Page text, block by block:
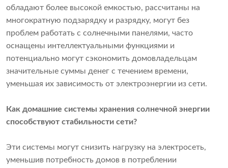
обладают более высокой емкостью, рассчитаны на
многократную подзарядку и разрядку, могут без
проблем работать с солнечными панелями, часто
оснащены интеллектуальными функциями и
потенциально могут сэкономить домовладельцам
значительные суммы денег с течением времени,
уменьшая их зависимость от электроэнергии из сети.
Как домашние системы хранения солнечной энергии
способствуют стабильности сети?
Эти системы могут снизить нагрузку на электросеть,
уменьшив потребность домов в потреблении